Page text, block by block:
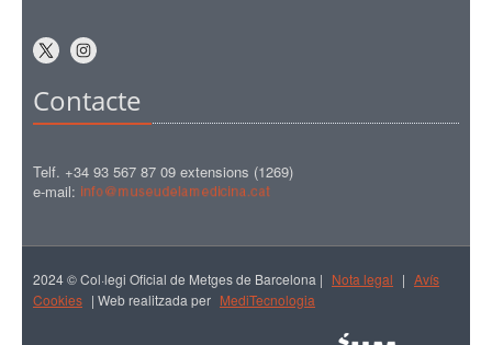
Contacte
Telf. +34 93 567 87 09 extensions (1269)
e-mail:
2024 © Col·legi Oficial de Metges de Barcelona | Nota legal | Avís
Cookies | Web realitzada per MediTecnologia